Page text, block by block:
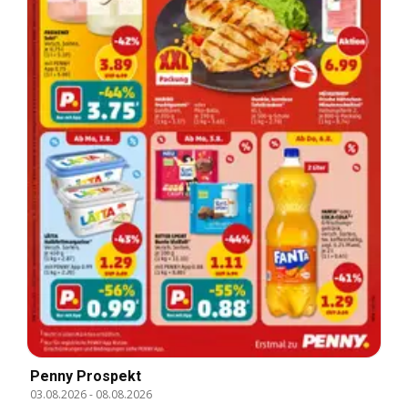
Penny Prospekt
03.08.2026- 08.08.2026